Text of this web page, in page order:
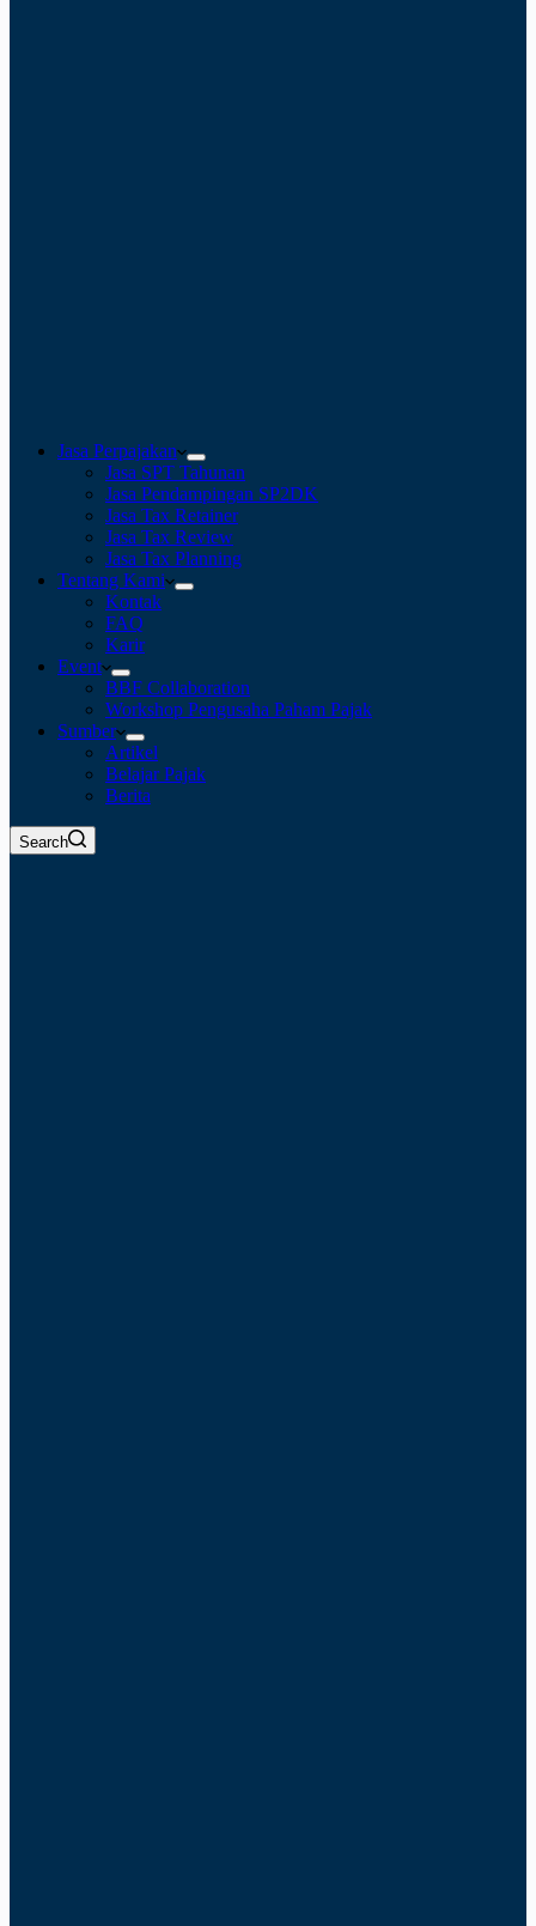
Jasa Perpajakan
Jasa SPT Tahunan
Jasa Pendampingan SP2DK
Jasa Tax Retainer
Jasa Tax Review
Jasa Tax Planning
Tentang Kami
Kontak
FAQ
Karir
Event
BBF Collaboration
Workshop Pengusaha Paham Pajak
Sumber
Artikel
Belajar Pajak
Berita
Search